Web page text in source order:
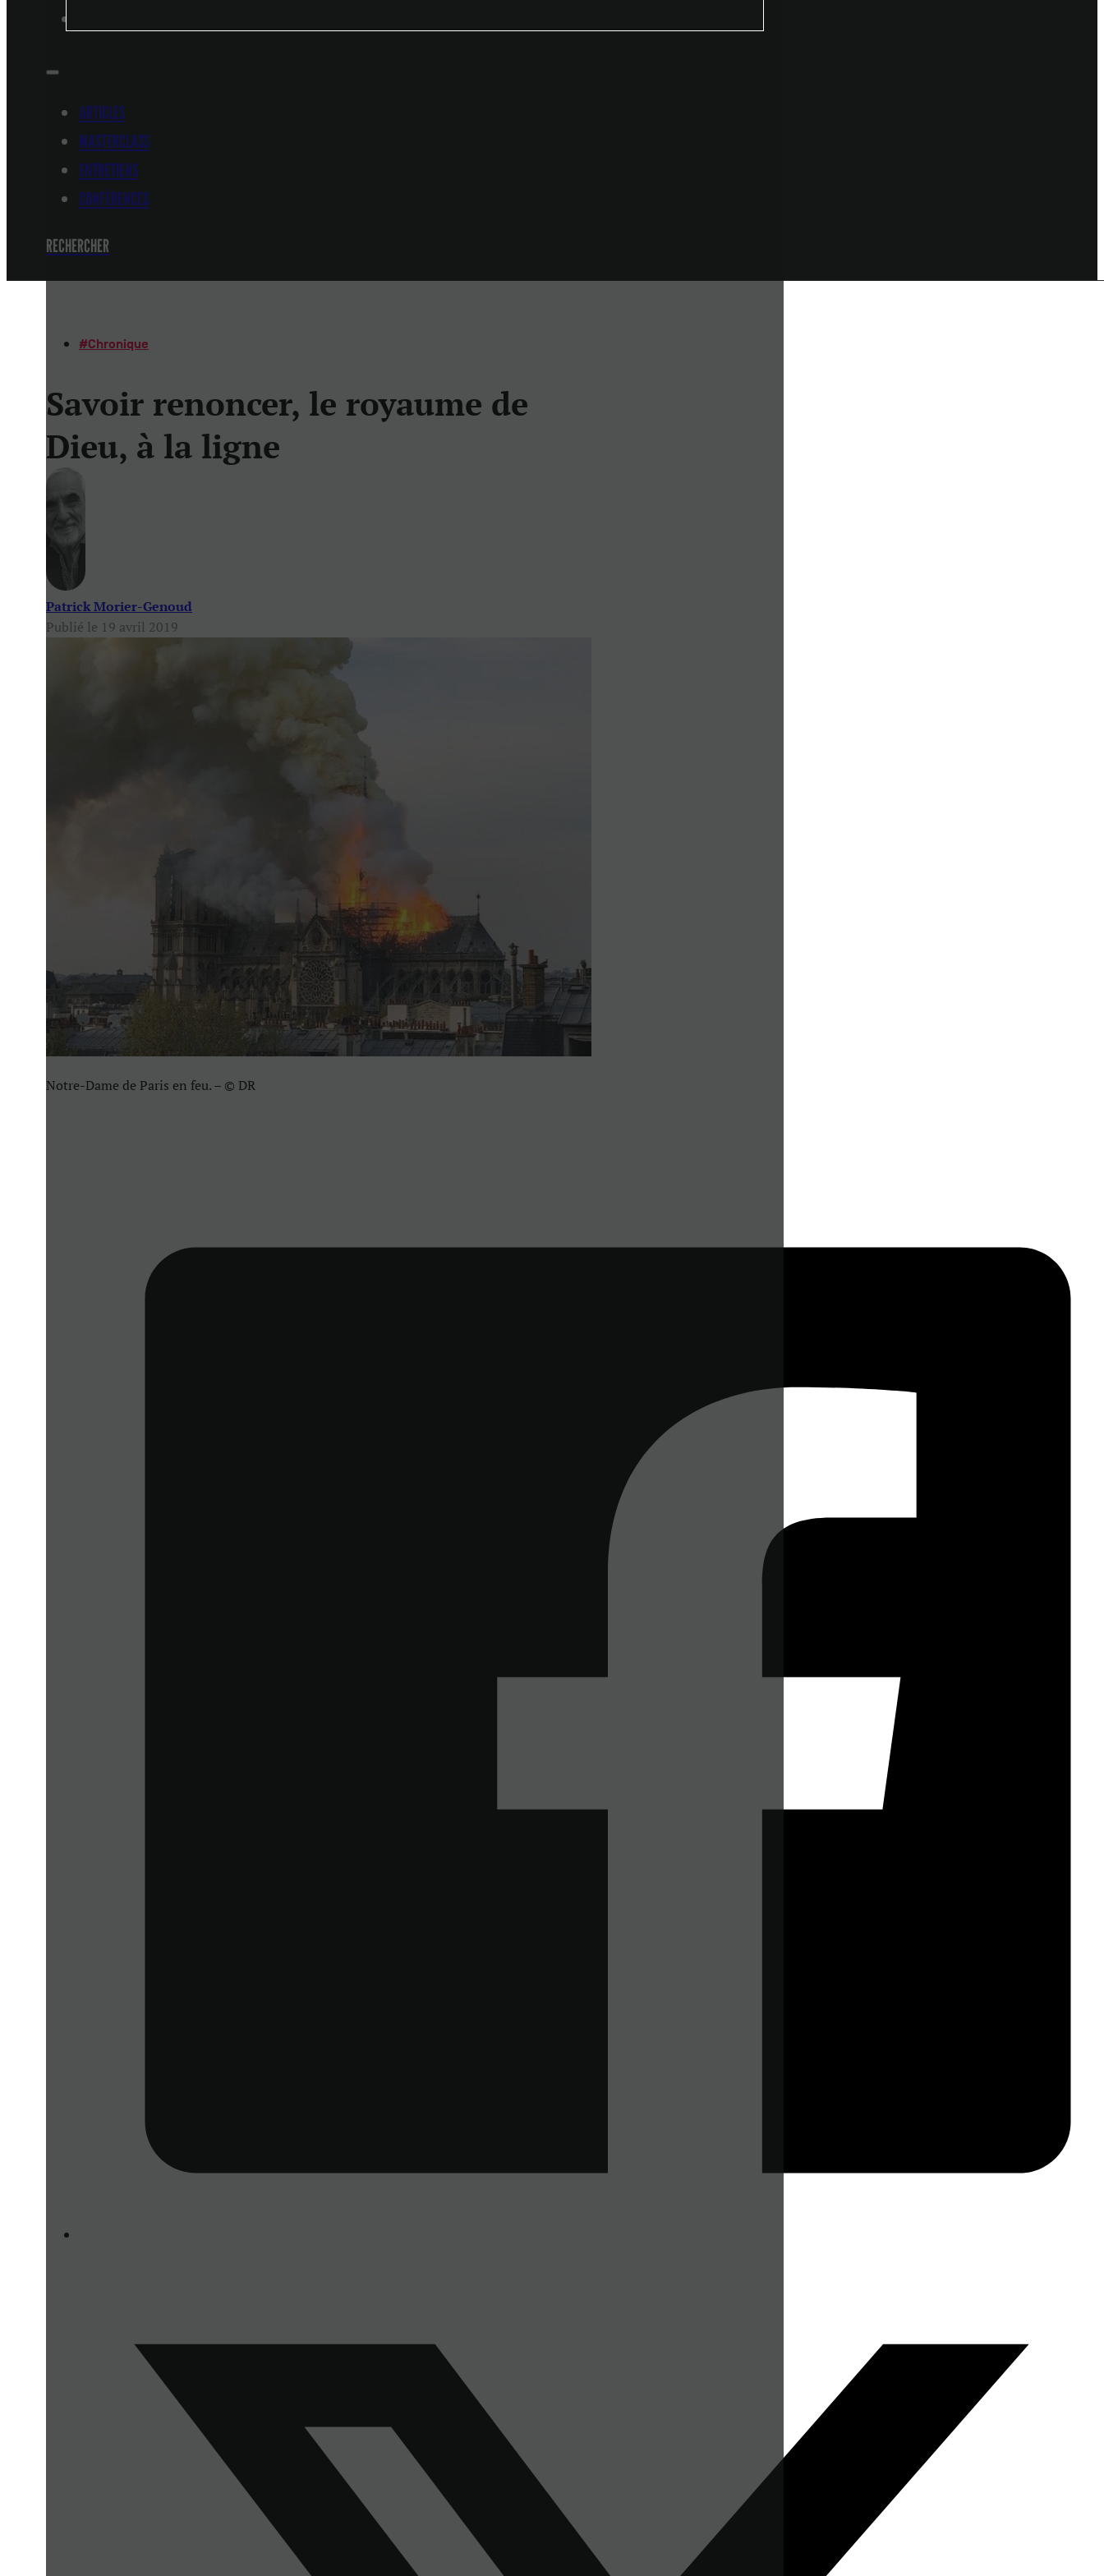
ARTICLES
MASTERCLASS
ENTRETIENS
CONFÉRENCES
RECHERCHER
#Chronique
Savoir renoncer, le royaume de
Dieu, à la ligne
Patrick Morier-Genoud
Publié le 19 avril 2019
Notre-Dame de Paris en feu. – © DR